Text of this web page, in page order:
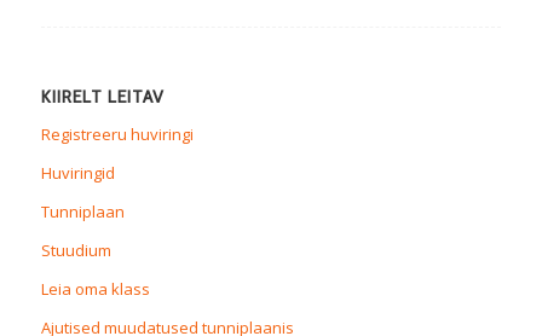
KIIRELT LEITAV
Registreeru huviringi
Huviringid
Tunniplaan
Stuudium
Leia oma klass
Ajutised muudatused tunniplaanis